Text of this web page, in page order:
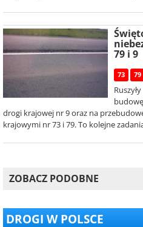
79 i 9
73 79
drogi krajowej nr 9 oraz na
krajowymi nr 73 i 79. To kolejne
ZOBACZ PODOBNE
DROGI W POLSCE